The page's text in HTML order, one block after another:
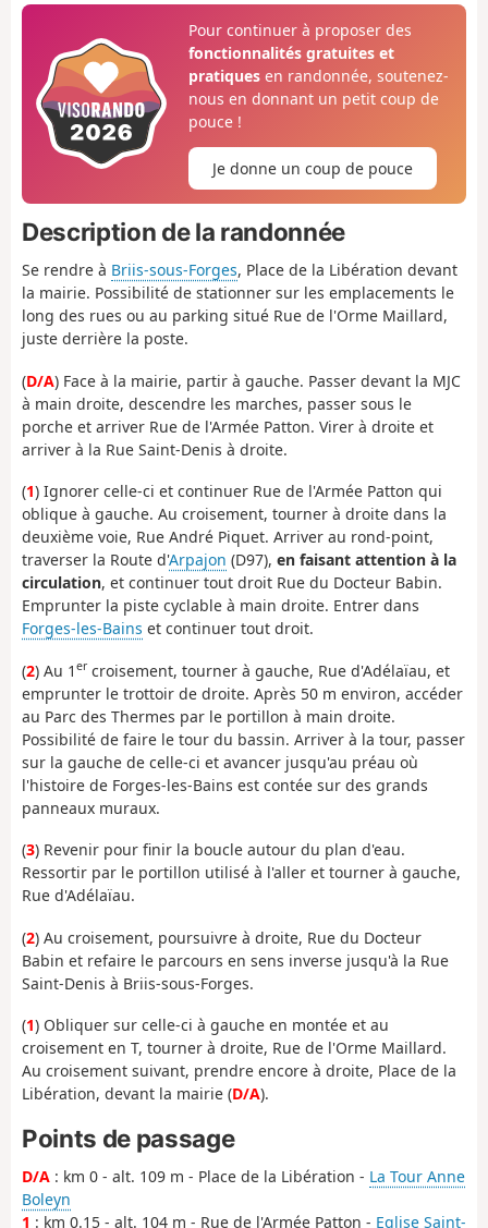
Pour continuer à proposer des
fonctionnalités gratuites et
pratiquesen randonnée, soutenez-
nous en donnant un petit coup de
pouce !
Je donne un coup de pouce
Description de la randonnée
Se rendre à Briis-sous-Forges, Place de la Libération devant
la mairie. Possibilité de stationner sur les emplacements le
long des rues ou au parking situé Rue de l'Orme Maillard,
juste derrière la poste.
(D/A) Face à la mairie, partir à gauche. Passer devant la MJC
à main droite, descendre les marches, passer sous le
porche et arriver Rue de l'Armée Patton. Virer à droite et
arriver à la Rue Saint-Denis à droite.
(1) Ignorer celle-ci et continuer Rue de l'Armée Patton qui
oblique à gauche. Au croisement, tourner à droite dans la
deuxième voie, Rue André Piquet. Arriver au rond-point,
traverser la Route d'Arpajon (D97), en faisant attention à la
circulation, et continuer tout droit Rue du Docteur Babin.
Emprunter la piste cyclable à main droite. Entrer dans
Forges-les-Bains et continuer tout droit.
(2) Au 1 er croisement, tourner à gauche, Rue d'Adélaïau, et
emprunter le trottoir de droite. Après 50 m environ, accéder
au Parc des Thermes par le portillon à main droite.
Possibilité de faire le tour du bassin. Arriver à la tour, passer
sur la gauche de celle-ci et avancer jusqu'au préau où
l'histoire de Forges-les-Bains est contée sur des grands
panneaux muraux.
(3) Revenir pour finir la boucle autour du plan d'eau.
Ressortir par le portillon utilisé à l'aller et tourner à gauche,
Rue d'Adélaïau.
(2) Au croisement, poursuivre à droite, Rue du Docteur
Babin et refaire le parcours en sens inverse jusqu'à la Rue
Saint-Denis à Briis-sous-Forges.
(1) Obliquer sur celle-ci à gauche en montée et au
croisement en T, tourner à droite, Rue de l'Orme Maillard.
Au croisement suivant, prendre encore à droite, Place de la
Libération, devant la mairie (D/A).
Points de passage
D/A : km 0 - alt. 109 m - Place de la Libération - La Tour Anne
Boleyn
1 : km 0.15 - alt. 104 m - Rue de l'Armée Patton - Eglise Saint-